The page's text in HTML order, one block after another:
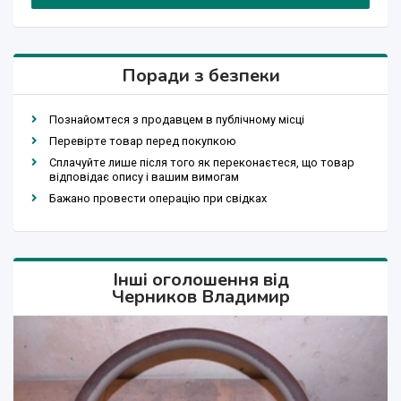
Поради з безпеки
Познайомтеся з продавцем в публічному місці
Перевірте товар перед покупкою
Сплачуйте лише після того як переконаєтеся, що товар
відповідає опису і вашим вимогам
Бажано провести операцію при свідках
Інші оголошення від
Черников Владимир